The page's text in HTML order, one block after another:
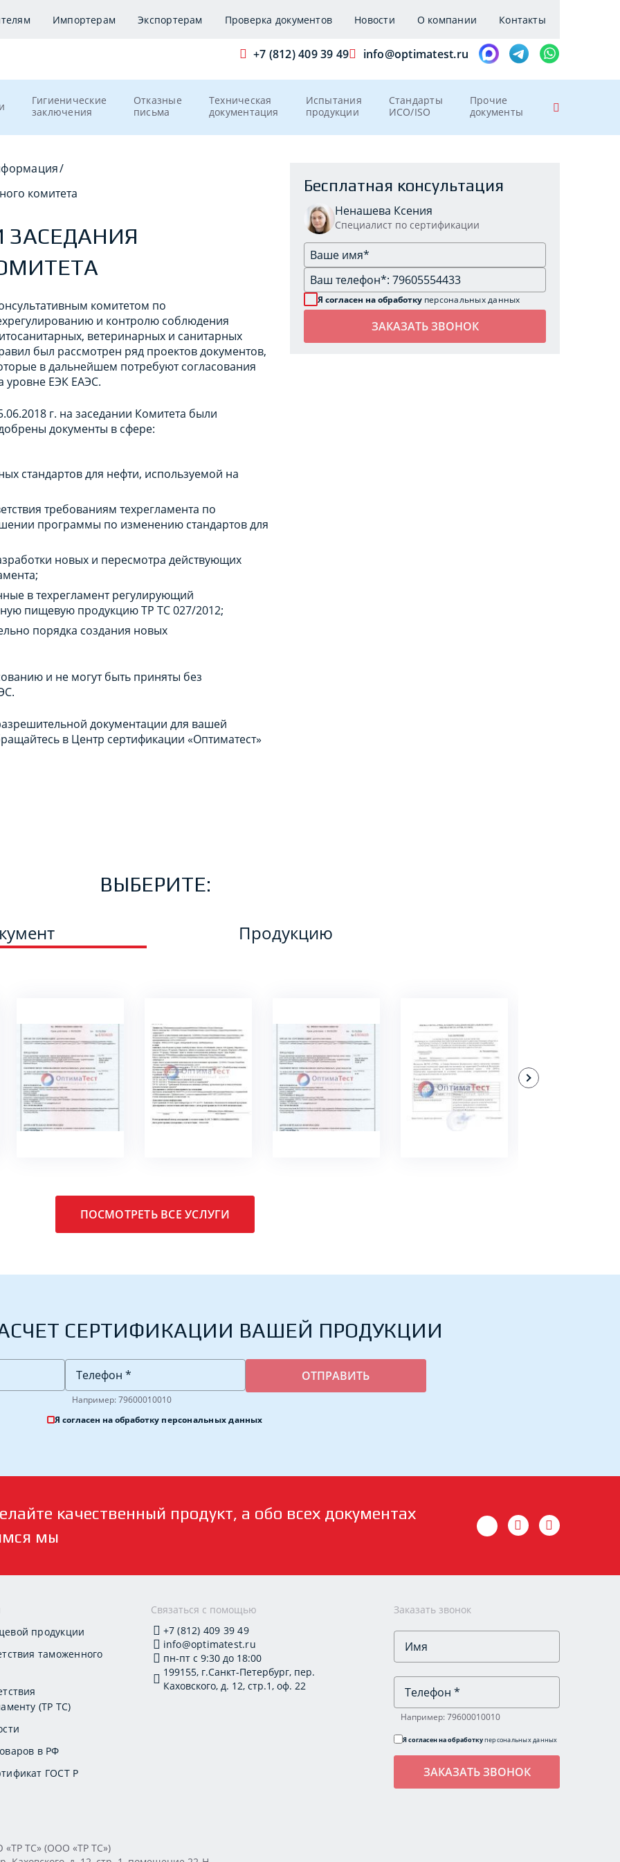
Импортерам Экспортерам Проверка документов Новости О компании Контакты
+7 (812) 409 39 49 info@optimatest.ru
Гигиенические
заключения
Отказные
письма
Техническая
документация
Испытания
продукции
Стандарты
ИСО/ISO
Прочие
документы
/
комитета
ЗАСЕДАНИЯ
комитетом по
и контролю соблюдения
ветеринарных и санитарных
был рассмотрен ряд проектов документов,
в дальнейшем потребуют согласования
уровне ЕЭК ЕАЭС.
г. на заседании Комитета были
документы в сфере:
стандартов для нефти, используемой на
требованиям техрегламента по
программы по изменению стандартов для
новых и пересмотра действующих
в техрегламент регулирующий
пищевую продукцию ТР ТС 027/2012;
порядка создания новых
и не могут быть приняты без
документации для вашей
в Центр сертификации «Оптиматест»
Бесплатная консультация
Ненашева Ксения
Специалист по сертификации
Я согласен на обработку персональных данных
ВЫБЕРИТЕ:
Продукцию
ПОДРОБНЕЕ ПОДРОБНЕЕ ПОДРОБНЕЕ ПОДРОБНЕЕ
ПОСМОТРЕТЬ ВСЕ УСЛУГИ
СЕРТИФИКАЦИИ ВАШЕЙ ПРОДУКЦИИ
Например: 79600010010
Я согласен на обработку персональных данных
качественный продукт, а обо всех документах
мы
продукции
таможенного
(ТР ТС)
в РФ
ГОСТ Р
Связаться с помощью
+7 (812) 409 39 49
info@optimatest.ru
пн-пт с 9:30 до 18:00
199155, г.Санкт-Петербург, пер.
Каховского, д. 12, стр.1, оф. 22
Заказать звонок
Например: 79600010010
Я согласен на обработкуперсональных данных
ТС» (ООО «ТР ТС»)